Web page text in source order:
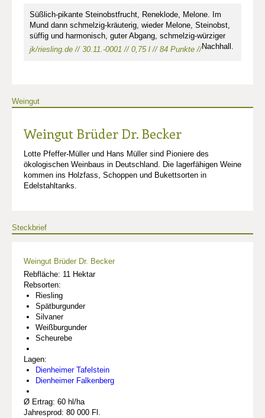
Süßlich-pikante Steinobstfrucht, Reneklode, Melone. Im
Mund dann schmelzig-kräuterig, wieder Melone, Steinobst,
süffig und harmonisch, guter Abgang, schmelzig-würziger
Nachhall.
jk/riesling.de // 30.11.-0001 // 0,75 l // 84 Punkte //
Weingut
Weingut Brüder Dr. Becker
Lotte Pfeffer-Müller und Hans Müller sind Pioniere des
ökologischen Weinbaus in Deutschland. Die lagerfähigen Weine
kommen ins Holzfass, Schoppen und Bukettsorten in
Edelstahltanks.
Steckbrief
Weingut Brüder Dr. Becker
Rebfläche: 11 Hektar
Rebsorten:
Riesling
Spätburgunder
Silvaner
Weißburgunder
Scheurebe
Lagen:
Dienheimer Tafelstein
Dienheimer Falkenberg
Ø Ertrag: 60 hl/ha
Jahresprod: 80 000 Fl.